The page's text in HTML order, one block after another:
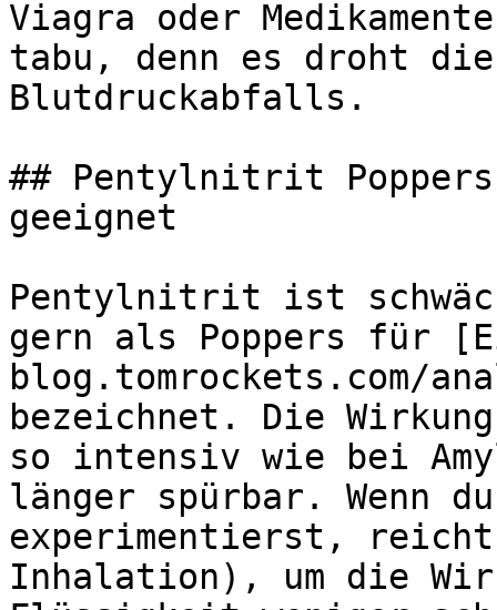
Viagra oder
tabu, denn es droht
Blutdruckabfalls.
## Pentylnitrit
geeignet
Pentylnitrit ist
gern als Poppers für
blog.tomrockets.com/
bezeichnet. Die
so intensiv wie bei
länger spürbar. Wenn
experimentierst,
Inhalation), um die